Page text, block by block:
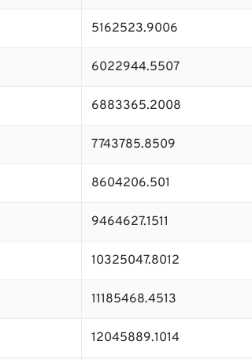
5162523.9006
6022944.5507
6883365.2008
7743785.8509
8604206.501
9464627.1511
10325047.8012
11185468.4513
12045889.1014